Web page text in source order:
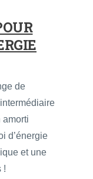
de
amorti
d’énergie
et une
!